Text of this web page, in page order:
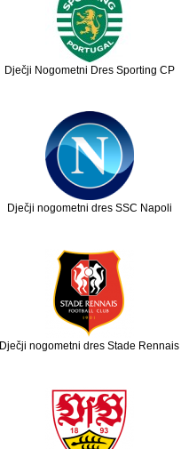
Dječji Nogometni Dres Sporting CP
Dječji nogometni dres SSC Napoli
Dječji nogometni dres Stade Rennais